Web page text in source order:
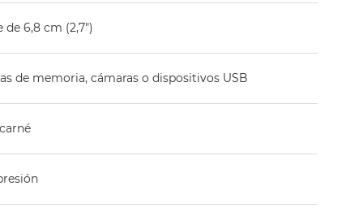
de 6,8 cm (2,7")
de memoria, cámaras o dispositivos USB